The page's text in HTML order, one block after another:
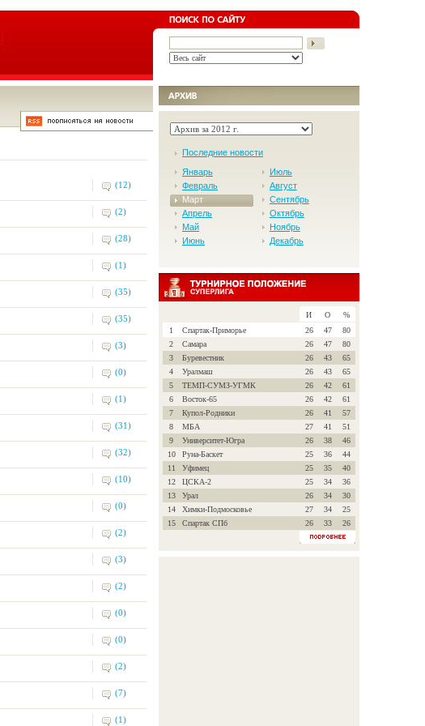
(12)
(2)
(28)
(1)
(35)
(35)
(3)
(0)
(1)
(31)
(32)
(10)
(0)
(2)
(3)
(2)
(0)
(0)
(2)
(7)
(1)
Последние новости
Январь
Февраль
Март
Апрель
Май
Июнь
Июль
Август
Сентябрь
Октябрь
Ноябрь
Декабрь
И О
%
1
Спартак-Приморье 26 47
80
2
Самара 26 47
80
3
Буревестник 26 43
65
4
Уралмаш 26 43
65
5
ТЕМП-СУМЗ-УГМК 26 42
61
6
Восток-65 26 42
61
7
Купол-Родники 26 41
57
8
МБА 27 41
51
9
Университет-Югра 26 38
46
10
Руна-Баскет 25 36
44
11
Уфимец 25 35
40
12
ЦСКА-2 25 34
36
13
Урал 26 34
30
14
Химки-Подмосковье 27 34
25
15
Спартак СПб 26 33 26